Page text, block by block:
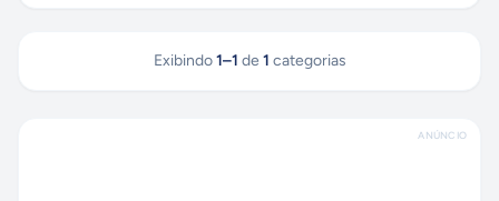
Exibindo 1–1 de 1 categorias
ANÚNCIO